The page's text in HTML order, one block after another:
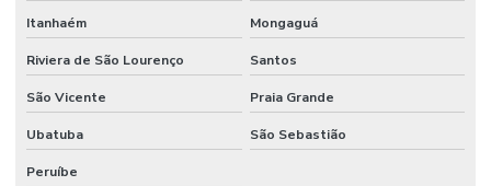
Pintura predial preço m2
Piso de concreto para galpão
Piso de concreto polido industrial
Piso industrial de concreto polido
Polimento de piso de concreto
Itanhaém Mongaguá
Riviera de São Lourenço Santos
São Vicente Praia Grande
Ubatuba São Sebastião
Peruíbe